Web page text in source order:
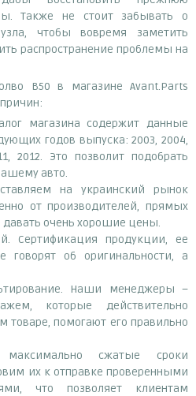
Также не стоит забывать о
чтобы вовремя заметить
распространение проблемы на
В50 в магазине Avant.Parts
магазина содержит данные
годов выпуска: 2003, 2004,
2012. Это позволит подобрать
авто.
на украинский рынок
от производителей, прямых
давать очень хорошие цены.
Сертификация продукции, ее
говорят об оригинальности, а
Наши менеджеры –
которые действительно
товаре, помогают его правильно
сжатые сроки
их к отправке проверенными
что позволяет клиентам